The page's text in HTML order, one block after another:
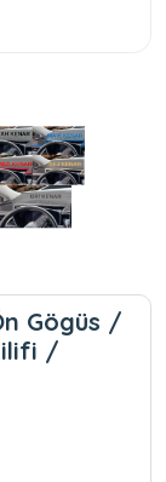
Gögüs /
/